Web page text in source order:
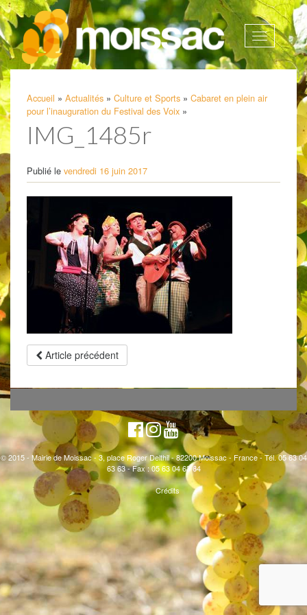
Afficher
la
Accueil » Actualités » Culture et Sports » Cabaret en plein air
pour l’inauguration du Festival des Voix »
IMG_1485r
Publié le vendredi 16 juin 2017
Article précédent
© 2015 - Mairie de Moissac - 3, place Roger Delthil - 82200 Moissac - France - Tél. 05 63 04
63 63 - Fax : 05 63 04 63 64
Crédits